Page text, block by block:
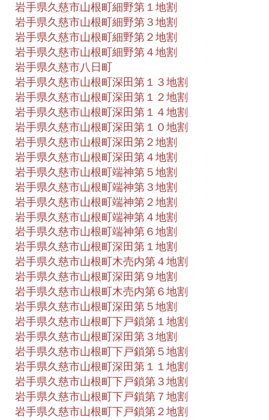
岩手県久慈市山根町細野第１地割
岩手県久慈市山根町細野第３地割
岩手県久慈市山根町細野第２地割
岩手県久慈市山根町細野第４地割
岩手県久慈市八日町
岩手県久慈市山根町深田第１３地割
岩手県久慈市山根町深田第１２地割
岩手県久慈市山根町深田第１４地割
岩手県久慈市山根町深田第１０地割
岩手県久慈市山根町深田第２地割
岩手県久慈市山根町深田第４地割
岩手県久慈市山根町端神第５地割
岩手県久慈市山根町端神第３地割
岩手県久慈市山根町端神第２地割
岩手県久慈市山根町端神第４地割
岩手県久慈市山根町端神第６地割
岩手県久慈市山根町深田第１地割
岩手県久慈市山根町木売内第４地割
岩手県久慈市山根町深田第９地割
岩手県久慈市山根町木売内第６地割
岩手県久慈市山根町深田第５地割
岩手県久慈市山根町下戸鎖第１地割
岩手県久慈市山根町深田第３地割
岩手県久慈市山根町下戸鎖第５地割
岩手県久慈市山根町深田第１１地割
岩手県久慈市山根町下戸鎖第３地割
岩手県久慈市山根町下戸鎖第７地割
岩手県久慈市山根町下戸鎖第２地割